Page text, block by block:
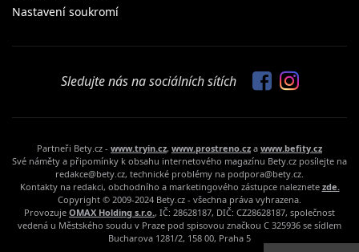
Nastavení soukromí
Sledujte nás na sociálních sítích
Partneři Bety.cz - www.tryin.cz, www.prostreno.cz a www.befity.cz
Své náměty a připomínky k obsahu internetového magazínu Bety.cz posílejte na
redakce@bety.cz, technické problémy na podpora@bety.cz.
Kontakty na redakci, obchodního a marketingového zástupce naleznete zde.
Copyright © 2009-2024 Bety.cz - všechna práva vyhrazena.
Provozuje OMAX Holding s.r.o., IČ: 28628187, DIČ: CZ28628187, společnost
vedená u Městského soudu v Praze pod spisovou značkou C 325936 se sídlem
Bucharova 1281/2, 158 00, Praha 5